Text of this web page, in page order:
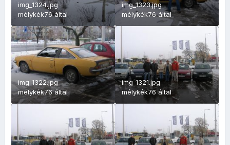
img_1324.jpg
mélykék76által
img_1323.jpg
mélykék76által
img_1322.jpg
mélykék76által
img_1321.jpg
mélykék76 által